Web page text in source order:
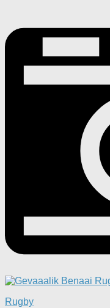
Rugby